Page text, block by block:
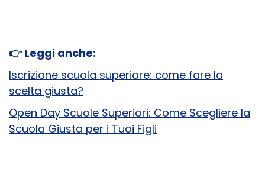
👉Leggi anche:
Iscrizione scuola superiore: come fare la
scelta giusta?
Open Day Scuole Superiori: Come Scegliere la
Scuola Giusta per i Tuoi Figli